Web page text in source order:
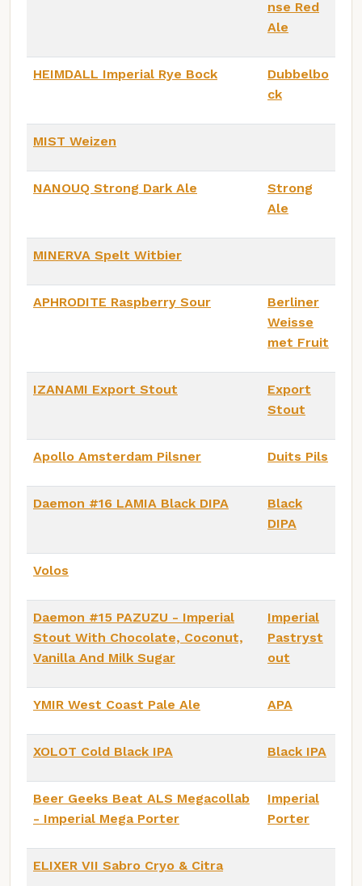
nse Red
Ale
HEIMDALL Imperial Rye Bock
Dubbelbo
ck
MIST Weizen
NANOUQ Strong Dark Ale
Strong
Ale
MINERVA Spelt Witbier
APHRODITE Raspberry Sour
Berliner
Weisse
met Fruit
IZANAMI Export Stout
Export
Stout
Apollo Amsterdam Pilsner Duits Pils
Daemon #16 LAMIA Black DIPA
Black
DIPA
Volos
Daemon #15 PAZUZU - Imperial
Stout With Chocolate, Coconut,
Vanilla And Milk Sugar
Imperial
Pastryst
out
YMIR West Coast Pale Ale APA
XOLOT Cold Black IPA Black IPA
Beer Geeks Beat ALS Megacollab
- Imperial Mega Porter
Imperial
Porter
ELIXER VII Sabro Cryo & Citra